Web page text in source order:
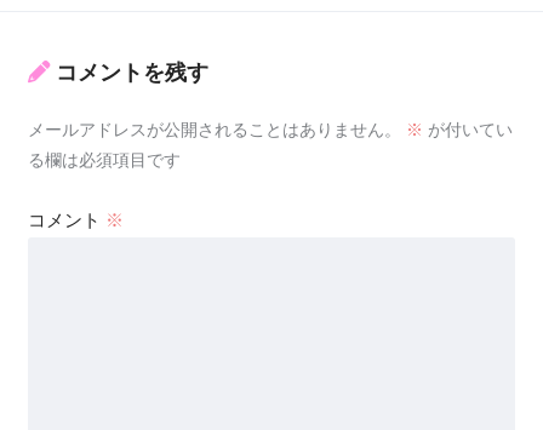
コメントを残す
メールアドレスが公開されることはありません。 ※ が付いてい
る欄は必須項目です
コメント ※